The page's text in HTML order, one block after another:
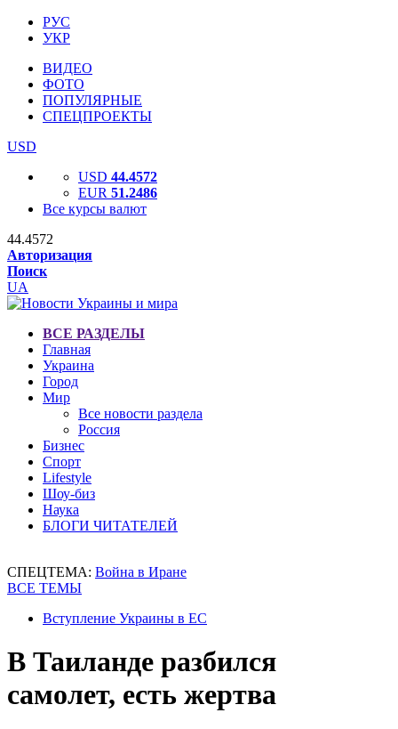
РУС
УКР
ВИДЕО
ФОТО
ПОПУЛЯРНЫЕ
СПЕЦПРОЕКТЫ
USD
USD 44.4572
EUR 51.2486
Все курсы валют
44.4572
Авторизация
Поиск
UA
ВСЕ РАЗДЕЛЫ
Главная
Украина
Город
Мир
Все новости раздела
Россия
Бизнес
Спорт
Lifestyle
Шоу-биз
Наука
БЛОГИ ЧИТАТЕЛЕЙ
СПЕЦТЕМА: Война в Иране
ВСЕ ТЕМЫ
Вступление Украины в ЕС
В Таиланде разбился
самолет, есть жертва